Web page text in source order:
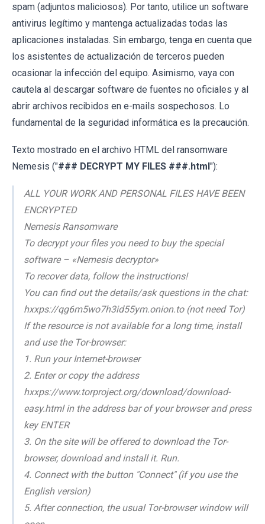
spam (adjuntos maliciosos). Por tanto, utilice un software
antivirus legítimo y mantenga actualizadas todas las
aplicaciones instaladas. Sin embargo, tenga en cuenta que
los asistentes de actualización de terceros pueden
ocasionar la infección del equipo. Asimismo, vaya con
cautela al descargar software de fuentes no oficiales y al
abrir archivos recibidos en e-mails sospechosos. Lo
fundamental de la seguridad informática es la precaución.
Texto mostrado en el archivo HTML del ransomware
Nemesis ("### DECRYPT MY FILES ###.html"):
ALL YOUR WORK AND PERSONAL FILES HAVE BEEN
ENCRYPTED
Nemesis Ransomware
To decrypt your files you need to buy the special
software – «Nemesis decryptor»
To recover data, follow the instructions!
You can find out the details/ask questions in the chat:
hxxps://qg6m5wo7h3id55ym.onion.to (not need Tor)
If the resource is not available for a long time, install
and use the Tor-browser:
1. Run your Internet-browser
2. Enter or copy the address
hxxps://www.torproject.org/download/download-
easy.html in the address bar of your browser and press
key ENTER
3. On the site will be offered to download the Tor-
browser, download and install it. Run.
4. Connect with the button "Connect" (if you use the
English version)
5. After connection, the usual Tor-browser window will